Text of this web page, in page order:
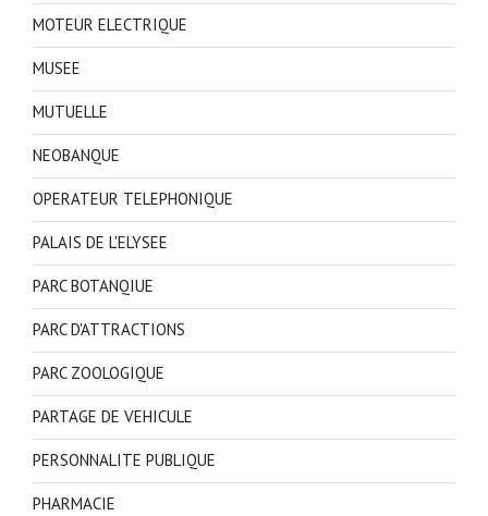
MOTEUR ELECTRIQUE
MUSEE
MUTUELLE
NEOBANQUE
OPERATEUR TELEPHONIQUE
PALAIS DE L'ELYSEE
PARC BOTANQIUE
PARC D'ATTRACTIONS
PARC ZOOLOGIQUE
PARTAGE DE VEHICULE
PERSONNALITE PUBLIQUE
PHARMACIE